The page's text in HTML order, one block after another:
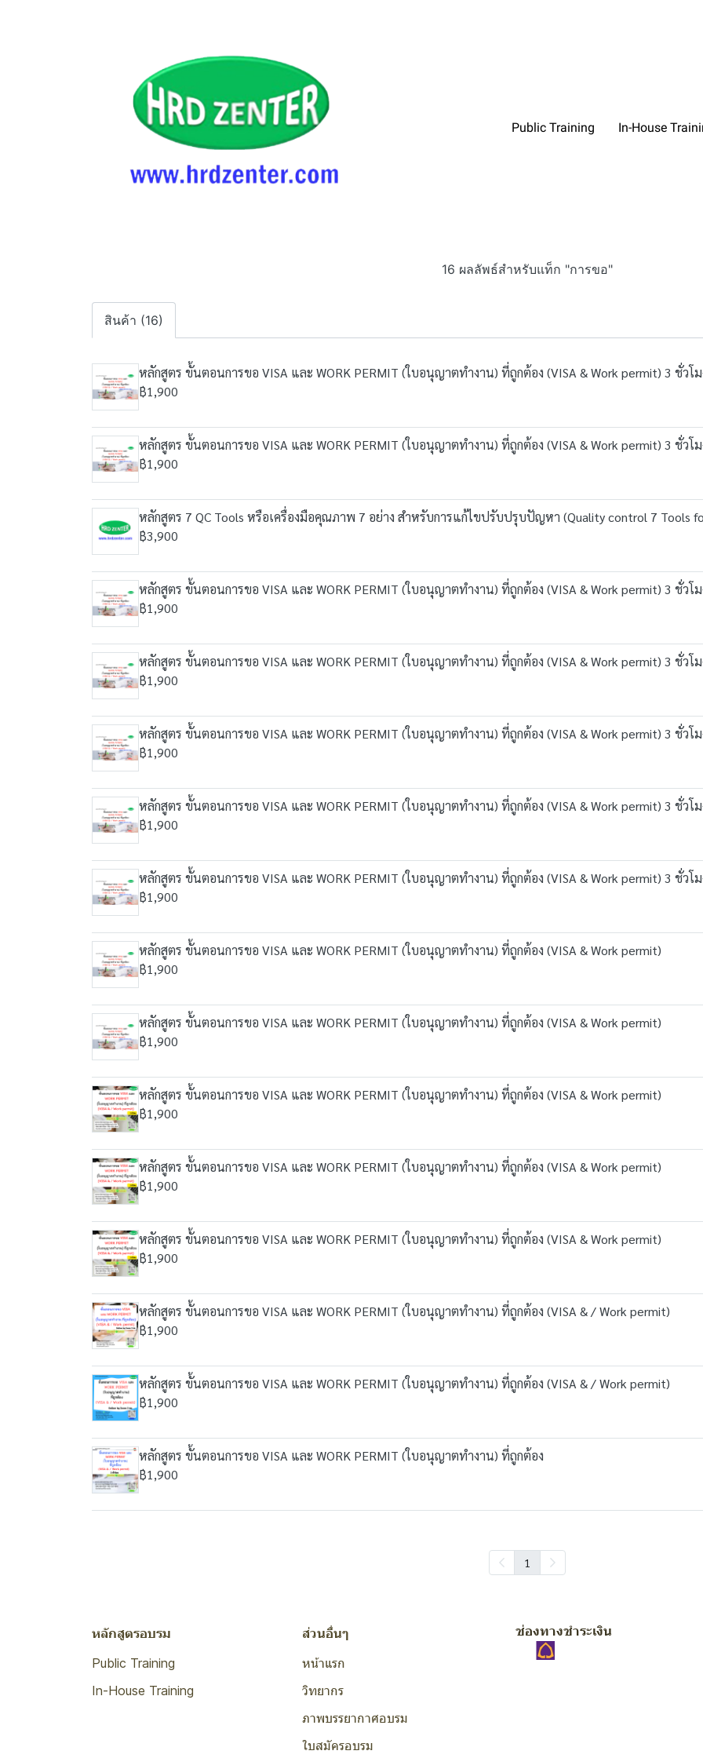
Public Training In-House
16 ผลลัพธ์สำหรับแท็ก "การขอ"
สินค้า (16)
หลักสูตร ขั้นตอนการขอ VISA และ WORK PERMIT (ใบอนุญาตทำงาน) ที่ถูกต้อง (VISA & Work permit) 3 ชั่วโม
฿1,900
หลักสูตร ขั้นตอนการขอ VISA และ WORK PERMIT (ใบอนุญาตทำงาน) ที่ถูกต้อง (VISA & Work permit) 3 ชั่วโม
฿1,900
หลักสูตร 7 QC Tools หรือเครื่องมือคุณภาพ 7 อย่าง สำหรับการแก้ไขปรับปรุบปัญหา (Quality control 7 Tools
฿3,900
หลักสูตร ขั้นตอนการขอ VISA และ WORK PERMIT (ใบอนุญาตทำงาน) ที่ถูกต้อง (VISA & Work permit) 3 ชั่วโม
฿1,900
หลักสูตร ขั้นตอนการขอ VISA และ WORK PERMIT (ใบอนุญาตทำงาน) ที่ถูกต้อง (VISA & Work permit) 3 ชั่วโม
฿1,900
หลักสูตร ขั้นตอนการขอ VISA และ WORK PERMIT (ใบอนุญาตทำงาน) ที่ถูกต้อง (VISA & Work permit) 3 ชั่วโม
฿1,900
หลักสูตร ขั้นตอนการขอ VISA และ WORK PERMIT (ใบอนุญาตทำงาน) ที่ถูกต้อง (VISA & Work permit) 3 ชั่วโม
฿1,900
หลักสูตร ขั้นตอนการขอ VISA และ WORK PERMIT (ใบอนุญาตทำงาน) ที่ถูกต้อง (VISA & Work permit) 3 ชั่วโม
฿1,900
หลักสูตร ขั้นตอนการขอ VISA และ WORK PERMIT (ใบอนุญาตทำงาน) ที่ถูกต้อง (VISA & Work permit)
฿1,900
หลักสูตร ขั้นตอนการขอ VISA และ WORK PERMIT (ใบอนุญาตทำงาน) ที่ถูกต้อง (VISA & Work permit)
฿1,900
หลักสูตร ขั้นตอนการขอ VISA และ WORK PERMIT (ใบอนุญาตทำงาน) ที่ถูกต้อง (VISA & Work permit)
฿1,900
หลักสูตร ขั้นตอนการขอ VISA และ WORK PERMIT (ใบอนุญาตทำงาน) ที่ถูกต้อง (VISA & Work permit)
฿1,900
หลักสูตร ขั้นตอนการขอ VISA และ WORK PERMIT (ใบอนุญาตทำงาน) ที่ถูกต้อง (VISA & Work permit)
฿1,900
หลักสูตร ขั้นตอนการขอ VISA และ WORK PERMIT (ใบอนุญาตทำงาน) ที่ถูกต้อง (VISA & / Work permit)
฿1,900
หลักสูตร ขั้นตอนการขอ VISA และ WORK PERMIT (ใบอนุญาตทำงาน) ที่ถูกต้อง (VISA & / Work permit)
฿1,900
หลักสูตร ขั้นตอนการขอ VISA และ WORK PERMIT (ใบอนุญาตทำงาน) ที่ถูกต้อง
฿1,900
1
หลักสูตรอบรม
Public Training
In-House Training
ส่วนอื่นๆ
หน้าแรก
วิทยากร
ภาพบรรยากาศอบรม
ใบสมัครอบรม
ช่องทางชำระเงิน